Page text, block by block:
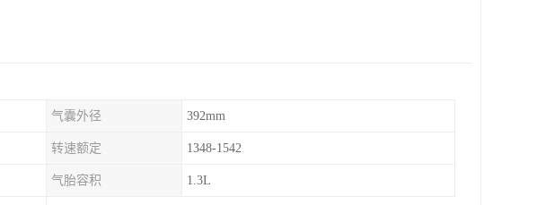
气囊外径 392mm
转速额定 1348-1542
气胎容积 1.3L